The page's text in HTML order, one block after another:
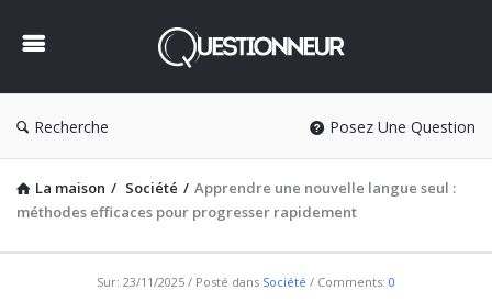
Recherche Posez Une Question
La maison / Société / Apprendre une nouvelle langue seul :
méthodes efficaces pour progresser rapidement
Questionneur
Sur: 23/11/2025 Posté dans Société Comments: 0